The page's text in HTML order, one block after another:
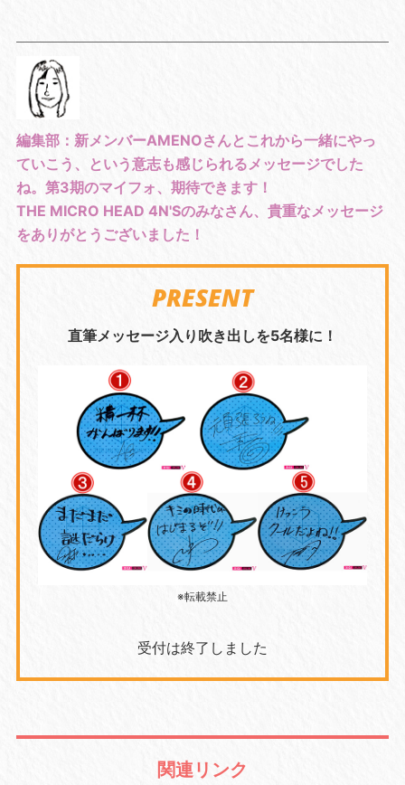
編集部：新メンバーAMENOさんとこれから一緒にやっ
ていこう、という意志も感じられるメッセージでした
ね。第3期のマイフォ、期待できます！
THE MICRO HEAD 4N'Sのみなさん、貴重なメッセージ
をありがとうございました！
PRESENT
直筆メッセージ入り吹き出しを5名様に！
※転載禁止
受付は終了しました
関連リンク